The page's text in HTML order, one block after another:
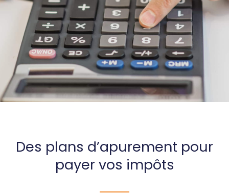
Des plans d’apurement pour
payer vos impôts